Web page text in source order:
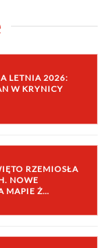
LETNIA 2026:
W KRYNICY
RZEMIOSŁA
NOWE
MAPIE Ż…